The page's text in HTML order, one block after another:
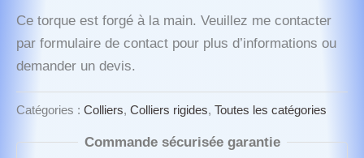
Ce torque est forgé à la main. Veuillez me contacter
par formulaire de contact pour plus d’informations ou
demander un devis.
Catégories : Colliers, Colliers rigides, Toutes les catégories
Commande sécurisée garantie